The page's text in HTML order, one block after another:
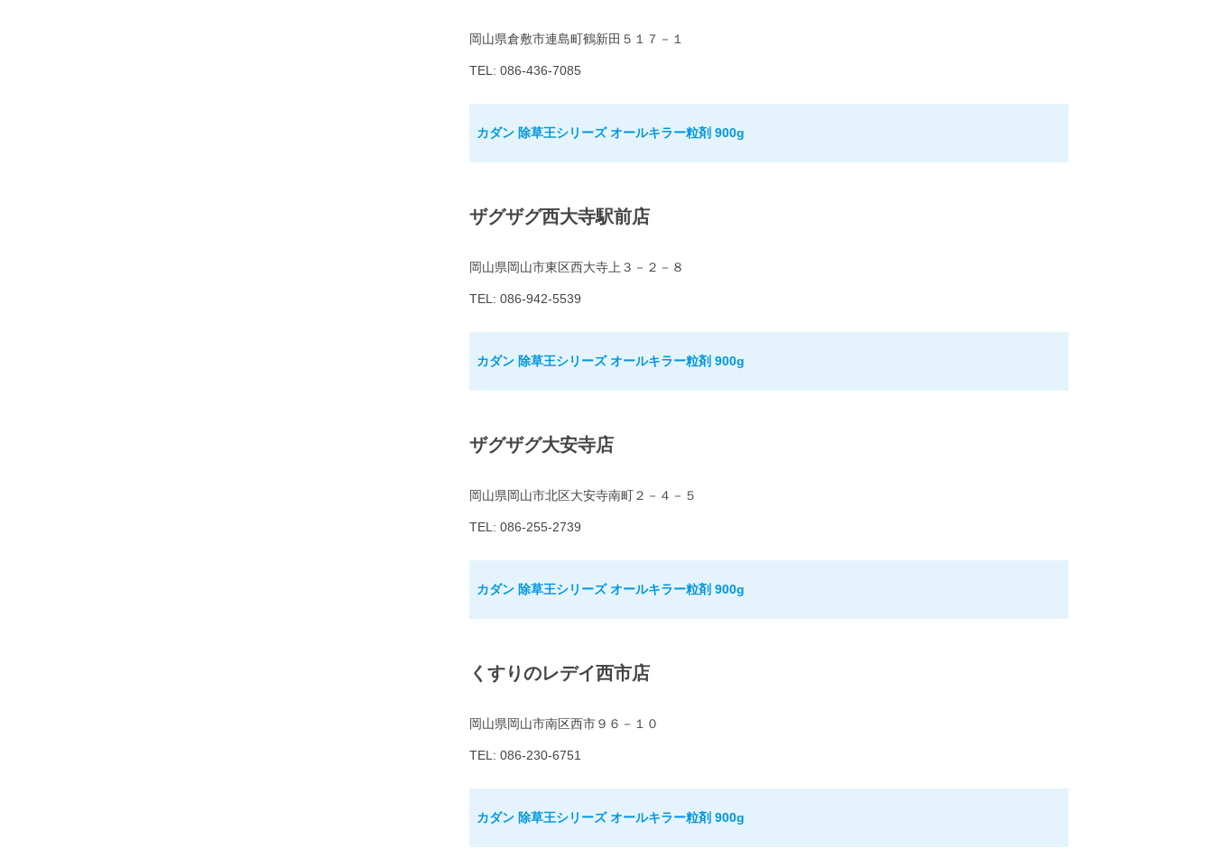
岡山県倉敷市連島町鶴新田５１７－１
TEL: 086-436-7085
カダン 除草王シリーズ オールキラー粒剤 900g
ザグザグ西大寺駅前店
岡山県岡山市東区西大寺上３－２－８
TEL: 086-942-5539
カダン 除草王シリーズ オールキラー粒剤 900g
ザグザグ大安寺店
岡山県岡山市北区大安寺南町２－４－５
TEL: 086-255-2739
カダン 除草王シリーズ オールキラー粒剤 900g
くすりのレデイ西市店
岡山県岡山市南区西市９６－１０
TEL: 086-230-6751
カダン 除草王シリーズ オールキラー粒剤 900g